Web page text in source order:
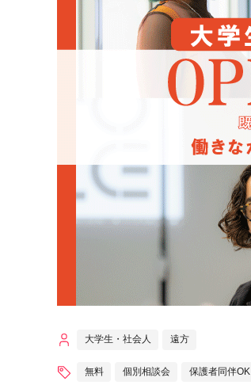
大学生・社会人 遠方
無料 個別相談会 保護者同伴OK